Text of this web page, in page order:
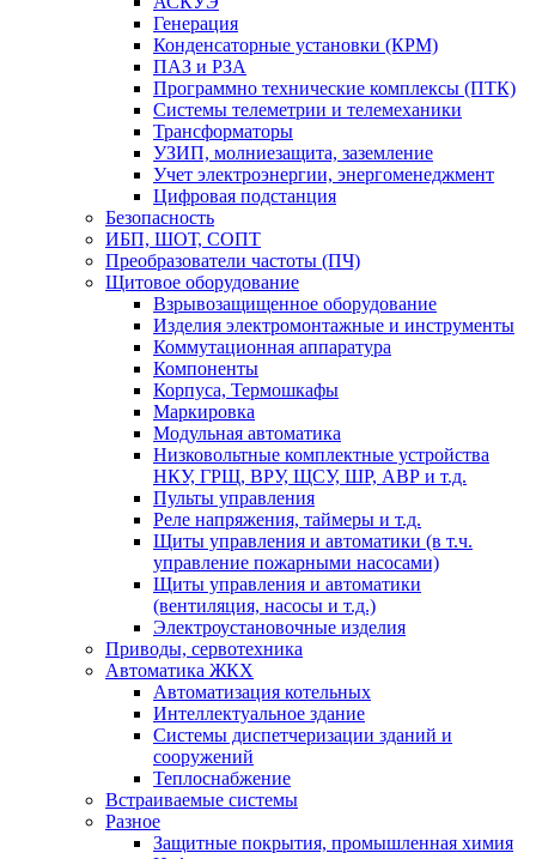
Генерация
Конденсаторные установки (КРМ)
ПАЗ и РЗА
Программно технические комплексы (ПТК)
Системы телеметрии и телемеханики
Трансформаторы
УЗИП, молниезащита, заземление
Учет электроэнергии, энергоменеджмент
Цифровая подстанция
Безопасность
ИБП, ШОТ, СОПТ
Преобразователи частоты (ПЧ)
Щитовое оборудование
Взрывозащищенное оборудование
Изделия электромонтажные и инструменты
Коммутационная аппаратура
Компоненты
Корпуса, Термошкафы
Маркировка
Модульная автоматика
Низковольтные комплектные устройства
НКУ, ГРЩ, ВРУ, ЩСУ, ШР, АВР и т.д.
Пульты управления
Реле напряжения, таймеры и т.д.
Щиты управления и автоматики (в т.ч.
управление пожарными насосами)
Щиты управления и автоматики
(вентиляция, насосы и т.д.)
Электроустановочные изделия
Приводы, сервотехника
Автоматика ЖКХ
Автоматизация котельных
Интеллектуальное здание
Системы диспетчеризации зданий и
сооружений
Теплоснабжение
Встраиваемые системы
Разное
Защитные покрытия, промышленная химия